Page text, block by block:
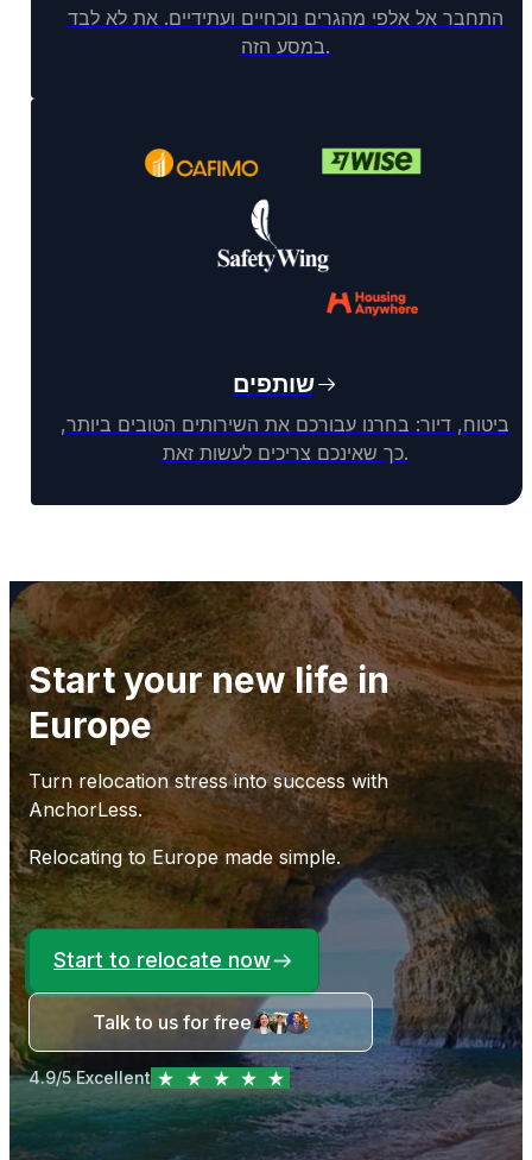
התחבר אל אלפי מהגרים נוכחיים ועתידיים. את לא לבד
במסע הזה.
שותפים
ביטוח, דיור: בחרנו עבורכם את השירותים הטובים ביותר,
כך שאינכם צריכים לעשות זאת.
Start your new life in
Europe
Turn relocation stress into success with
AnchorLess.
Relocating to Europe made simple.
Start to relocate now
Talk to us for free
4.9/5 Excellent